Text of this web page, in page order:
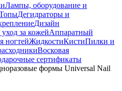
Лампы, оборудование и
Дегидраторы и
Дизайн
за кожейАппаратный
ногтейЖидкостиКистиПилки и
Восковая
сертификаты
формы Universal Nail